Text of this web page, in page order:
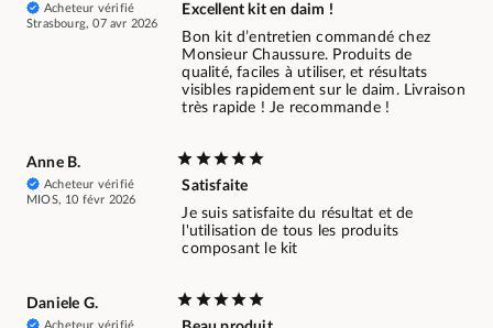
Acheteur vérifié
Strasbourg, 07 avr 2026
Excellent kit en daim !
Bon kit d’entretien commandé chez
Monsieur Chaussure. Produits de
qualité, faciles à utiliser, et résultats
visibles rapidement sur le daim. Livraison
très rapide ! Je recommande !
Anne B.
Acheteur vérifié
MIOS, 10 févr 2026
Satisfaite
Je suis satisfaite du résultat et de
l'utilisation de tous les produits
composant le kit
Daniele G.
Acheteur vérifié